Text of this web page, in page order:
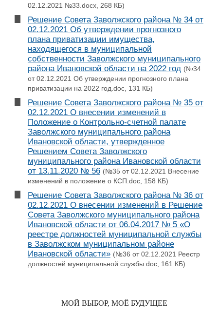
02.12.2021 №33.docx, 268 КБ)
Решение Совета Заволжского района № 34 от
02.12.2021 Об утверждении прогнозного
плана приватизации имущества,
находящегося в муниципальной
собственности Заволжского муниципального
района Ивановской области на 2022 год (№34
от 02.12.2021 Об утверждении прогнозного плана
приватизации на 2022 год.doc, 131 КБ)
Решение Совета Заволжского района № 35 от
02.12.2021 О внесении изменений в
Положение о Контрольно-счетной палате
Заволжского муниципального района
Ивановской области, утвержденное
Решением Совета Заволжского
муниципального района Ивановской области
от 13.11.2020 № 56 (№35 от 02.12.2021 Внесение
изменений в положение о КСП.doc, 158 КБ)
Решение Совета Заволжского района № 36 от
02.12.2021 О внесении изменений в Решение
Совета Заволжского муниципального района
Ивановской области от 06.04.2017 № 5 «О
реестре должностей муниципальной службы
в Заволжском муниципальном районе
Ивановской области» (№36 от 02.12.2021 Реестр
должностей муниципальной службы.doc, 161 КБ)
МОЙ ВЫБОР, МОЁ БУДУЩЕЕ